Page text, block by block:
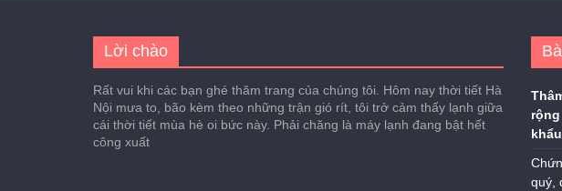
Lời chào
Rất vui khi các bạn ghé thăm trang của chúng tôi. Hôm nay thời tiết Hà
Nội mưa to, bão kèm theo những trận gió rít, tôi trở cảm thấy lạnh giữa
cái thời tiết mùa hè oi bức này. Phải chăng là máy lạnh đang bật hết
công xuất
quý,